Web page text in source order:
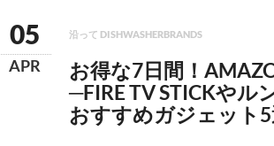
05
APR
沿って DISHWASHERBRANDS
お得な7日間！
─FIRE TV STICKやル
おすすめガジェット